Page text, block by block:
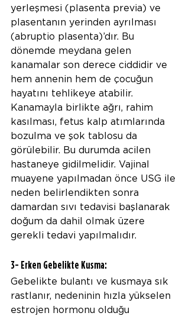
yerleşmesi (plasenta previa) ve
plasentanın yerinden ayrılması
(abruptio plasenta)’dır. Bu
dönemde meydana gelen
kanamalar son derece ciddidir ve
hem annenin hem de çocuğun
hayatını tehlikeye atabilir.
Kanamayla birlikte ağrı, rahim
kasılması, fetus kalp atımlarında
bozulma ve şok tablosu da
görülebilir. Bu durumda acilen
hastaneye gidilmelidir. Vajinal
muayene yapılmadan önce USG ile
neden belirlendikten sonra
damardan sıvı tedavisi başlanarak
doğum da dahil olmak üzere
gerekli tedavi yapılmalıdır.
3- Erken Gebelikte Kusma:
Gebelikte bulantı ve kusmaya sık
rastlanır, nedeninin hızla yükselen
estrojen hormonu olduğu